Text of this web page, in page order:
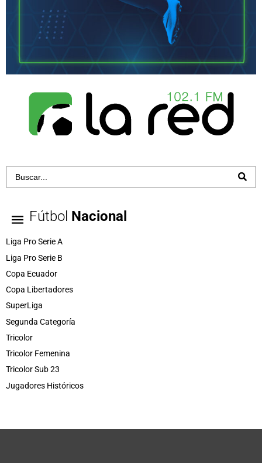
Fútbol Nacional
Liga Pro Serie A
Liga Pro Serie B
Copa Ecuador
Copa Libertadores
SuperLiga
Segunda Categoría
Tricolor
Tricolor Femenina
Tricolor Sub 23
Jugadores Históricos